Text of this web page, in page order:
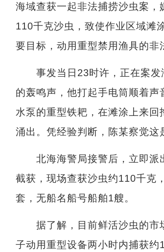
海域查获一起非法捕捞沙虫案
110千克沙虫，致使作业区域滩
要目标，动用重型禁用渔具的非
事发当日23时许，正在案发
的轰鸣声，他打起手电筒顺着
水泵的重型铁耙，在滩涂上来
涌出。凭经验判断，陈某察觉这
北海海警局接警后，立即派
截获，现场查获沙虫约110千克
套，无船名船号船舶1艘。
据了解，目前鲜活沙虫的市
子动用重型设备两小时内捕获约